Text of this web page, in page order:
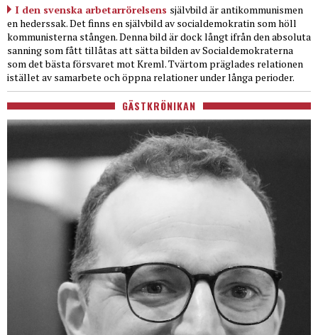
I den svenska arbetarrörelsens självbild är antikommunismen
en hederssak. Det finns en självbild av socialdemokratin som höll
kommunisterna stången. Denna bild är dock långt ifrån den absoluta
sanning som fått tillåtas att sätta bilden av Socialdemokraterna
som det bästa försvaret mot Kreml. Tvärtom präglades relationen
istället av samarbete och öppna relationer under långa perioder.
GÄSTKRÖNIKAN